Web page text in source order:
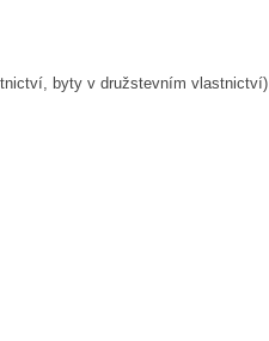
byty v družstevním vlastnictví)